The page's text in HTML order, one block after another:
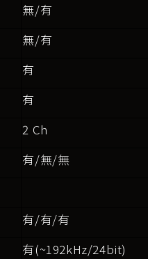
無/有
無/有
有
有
2 Ch
有/無/無
有/有/有
有(~192kHz/24bit)